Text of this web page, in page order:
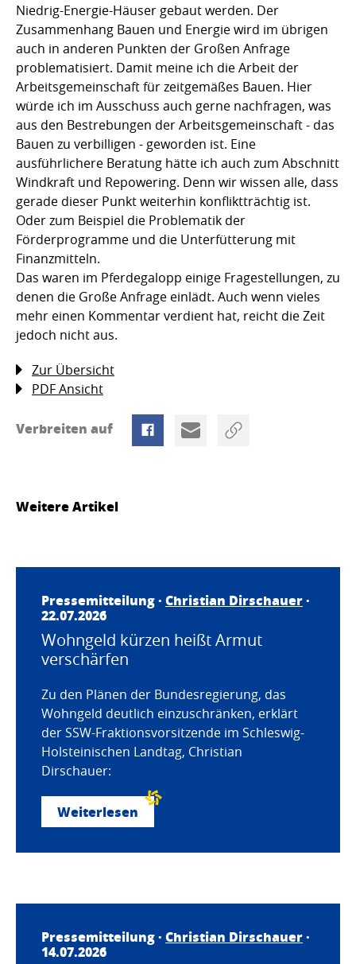
Niedrig-Energie-Häuser gebaut werden. Der
Zusammenhang Bauen und Energie wird im übrigen
auch in anderen Punkten der Großen Anfrage
problematisiert. Damit meine ich die Arbeit der
Arbeitsgemeinschaft für zeitgemäßes Bauen. Hier
würde ich im Ausschuss auch gerne nachfragen, was
aus den Bestrebungen der Arbeitsgemeinschaft - das
Bauen zu verbilligen - geworden ist. Eine
ausführlichere Beratung hätte ich auch zum Abschnitt
Windkraft und Repowering. Denn wir wissen alle, dass
gerade dieser Punkt weiterhin konfliktträchtig ist.
Oder zum Beispiel die Problematik der
Förderprogramme und die Unterfütterung mit
Finanzmitteln.
Das waren im Pferdegalopp einige Fragestellungen, zu
denen die Große Anfrage einlädt. Auch wenn vieles
mehr einen Kommentar verdient hat, reicht die Zeit
jedoch nicht aus.
Zur Übersicht
PDF Ansicht
Verbreiten auf
Weitere Artikel
Pressemitteilung · Christian Dirschauer·
22.07.2026
Wohngeld kürzen heißt Armut
verschärfen
Zu den Plänen der Bundesregierung, das
Wohngeld deutlich einzuschränken, erklärt
der SSW-Fraktionsvorsitzende im Schleswig-
Holsteinischen Landtag, Christian
Dirschauer:
Weiterlesen
Pressemitteilung · Christian Dirschauer·
14.07.2026